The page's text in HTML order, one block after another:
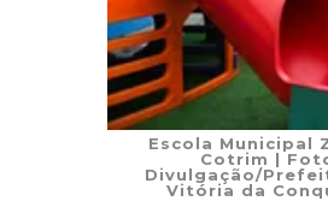
Escola Municipal
Cotrim |
Divulgação/
Vitória da